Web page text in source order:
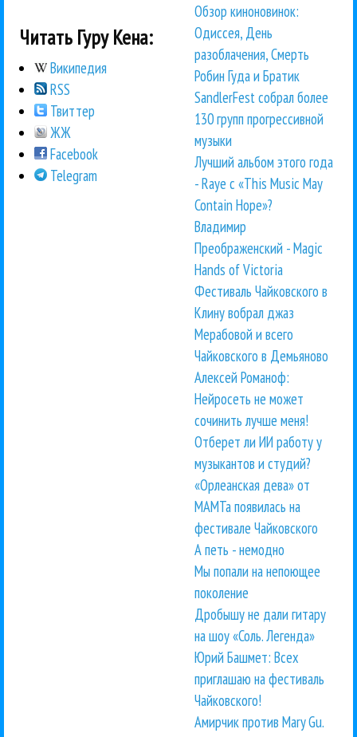
Читать Гуру Кена:
Википедия
RSS
Твиттер
ЖЖ
Facebook
Telegram
Обзор киноновинок:
Одиссея, День
разоблачения, Смерть
Робин Гуда и Братик
SandlerFest собрал более
130 групп прогрессивной
музыки
Лучший альбом этого года
- Raye с «This Music May
Contain Hope»?
Владимир
Преображенский - Magic
Hands of Victoria
Фестиваль Чайковского в
Клину вобрал джаз
Мерабовой и всего
Чайковского в Демьяново
Алексей Романоф:
Нейросеть не может
сочинить лучше меня!
Отберет ли ИИ работу у
музыкантов и студий?
«Орлеанская дева» от
МАМТа появилась на
фестивале Чайковского
А петь - немодно
Мы попали на непоющее
поколение
Дробышу не дали гитару
на шоу «Соль. Легенда»
Юрий Башмет: Всех
приглашаю на фестиваль
Чайковского!
Амирчик против Mary Gu.